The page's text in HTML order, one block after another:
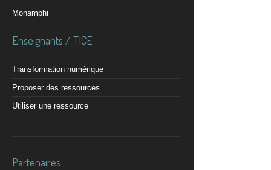
Monamphi
Enseignants / TICE
Transformation numérique
Proposer des ressources
Utiliser une ressource
Partenaires